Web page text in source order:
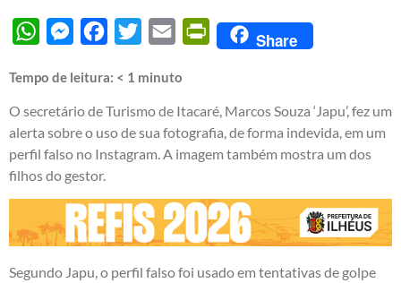
WhatsAppMessengerFacebook
Twitter Email PrintFriendly
Share
Tempo de leitura: < 1 minuto
O secretário de Turismo de Itacaré, Marcos Souza ‘Japu’, fez um
alerta sobre o uso de sua fotografia, de forma indevida, em um
perfil falso no Instagram. A imagem também mostra um dos
filhos do gestor.
Segundo Japu, o perfil falso foi usado em tentativas de golpe